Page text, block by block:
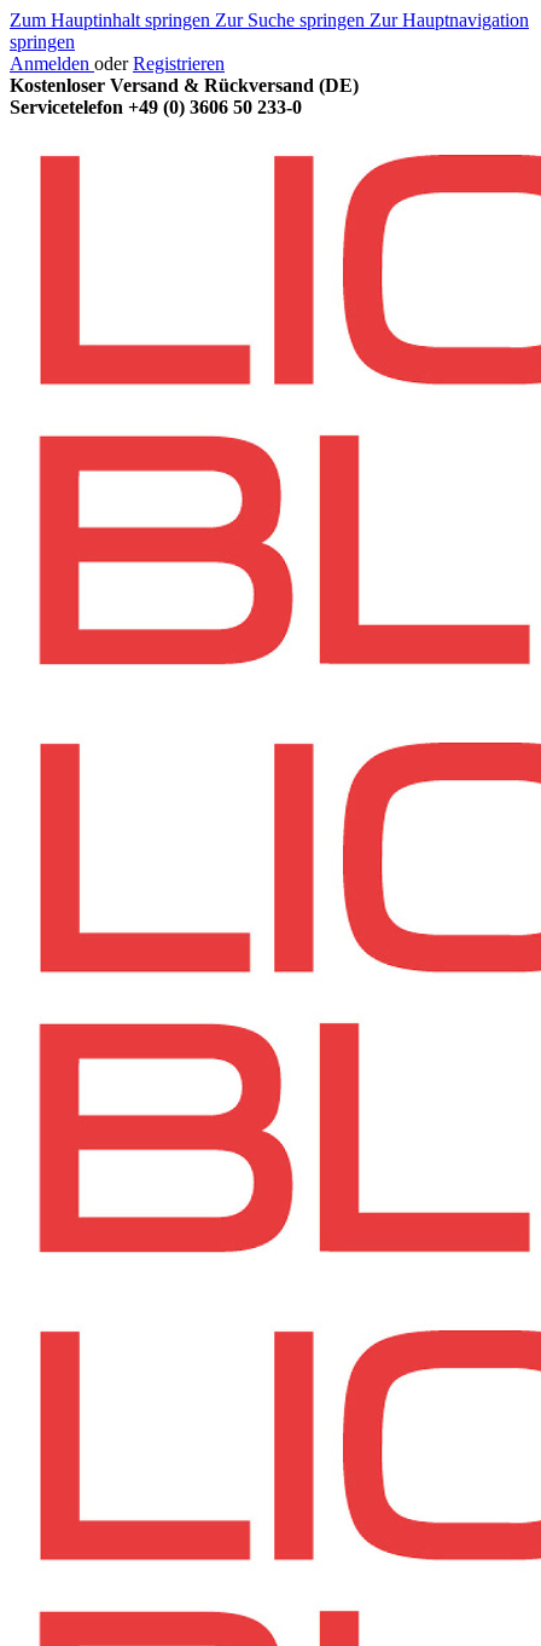
Zum Hauptinhalt springen Zur Suche springen Zur Hauptnavigation
springen
Anmelden oder Registrieren
Kostenloser Versand & Rückversand (DE)
Servicetelefon +49 (0) 3606 50 233-0